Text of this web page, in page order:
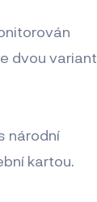
dvou variant
národní
kartou.